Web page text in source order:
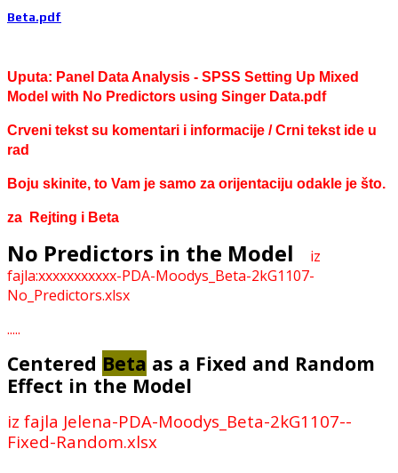
Beta.pdf
Uputa: Panel Data Analysis - SPSS Setting Up Mixed
Model with No Predictors using Singer Data.pdf
Crveni tekst su komentari i informacije / Crni tekst ide u
rad
Boju skinite, to Vam je samo za orijentaciju odakle je što.
za Rejting i Beta
No Predictors in the Model
iz
fajla:xxxxxxxxxxx-PDA-Moodys_Beta-2kG1107-
No_Predictors.xlsx
.....
Centered Beta as a Fixed and Random
Effect in the Model
iz fajla Jelena-PDA-Moodys_Beta-2kG1107--
Fixed-Random.xlsx